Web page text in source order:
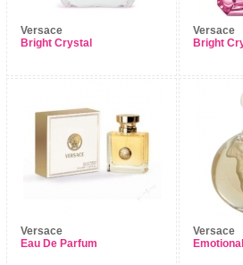
Versace
Bright Crystal
Versace
Bright
Versace
Eau De Parfum
Versace